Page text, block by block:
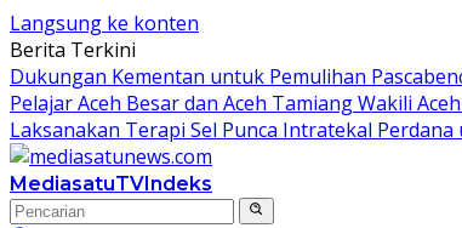
Langsung ke konten
Berita Terkini
Dukungan Kementan untuk Pemulihan
Pelajar Aceh Besar dan Aceh Tamiang Wakili
Laksanakan Terapi Sel Punca Intratekal
MediasatuTVIndeks